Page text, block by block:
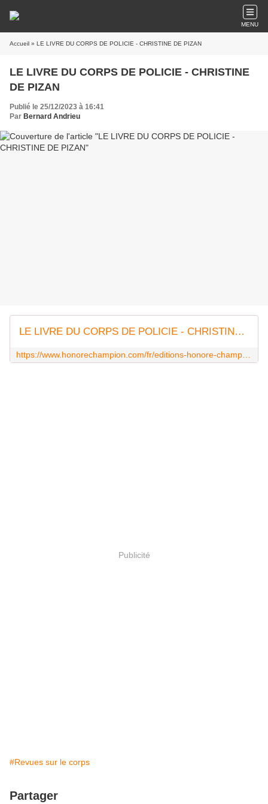
MENU
Accueil » LE LIVRE DU CORPS DE POLICIE - CHRISTINE DE PIZAN
LE LIVRE DU CORPS DE POLICIE - CHRISTINE
DE PIZAN
Publié le 25/12/2023 à 16:41
Par Bernard Andrieu
LE LIVRE DU CORPS DE POLICIE - CHRISTINE DE PIZAN
Publicité
#Revues sur le corps
Partager